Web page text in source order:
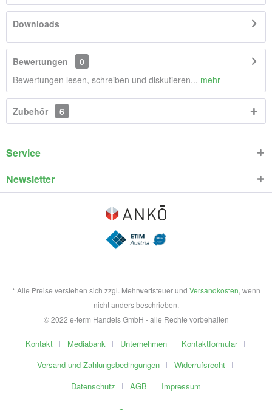
Downloads
Bewertungen
0
Bewertungen lesen, schreiben und diskutieren... mehr
Zubehör 6
Service
Newsletter
* Alle Preise verstehen sich zzgl. Mehrwertsteuer und Versandkosten, wenn
nicht anders beschrieben.
© 2022 e-term Handels GmbH - alle Rechte vorbehalten
Kontakt Mediabank Unternehmen
Kontaktformular
Versand und Zahlungsbedingungen
Widerrufsrecht
Datenschutz
AGB Impressum